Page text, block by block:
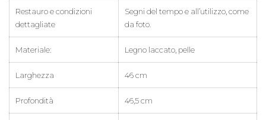
Restauro e condizioni
dettagliate
Segni del tempo e all’utilizzo, come
da foto.
Materiale: Legno laccato, pelle
Larghezza 46 cm
Profondità 46,5 cm